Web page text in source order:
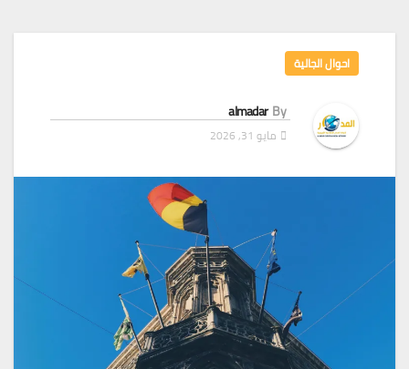
احوال الجالية
By
almadar
مايو 31, 2026